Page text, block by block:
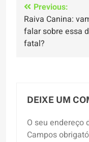
Navegação
de
Post
Previous:
Raiva Canina:
falar sobre essa
fatal?
DEIXE UM
O seu endereço
Campos